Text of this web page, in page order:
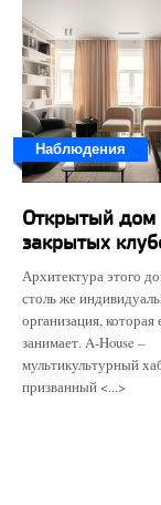
Наблюдения
Открытый дом
закрытых
Архитектура этого
столь же
организация, которая
занимает. A-House –
мультикультурный
призванный <...>